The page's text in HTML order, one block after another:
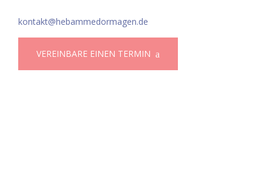
kontakt@hebammedormagen.de
VEREINBARE EINEN TERMIN